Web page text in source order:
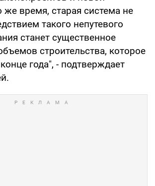
же время, старая система не
такого непутевого
станет существенное
строительства, которое
года", - подтверждает